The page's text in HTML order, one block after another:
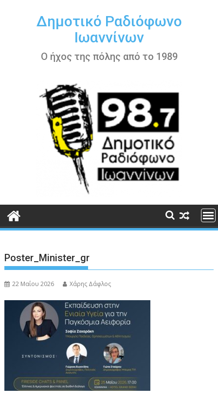
περιεχόμενοΔημοτικό Ραδιόφωνο
Ιωαννίνων
Ο ήχος της πόλης από το 1989
Poster_Minister_gr
22 Μαΐου 2026 Χάρης Δάφλος